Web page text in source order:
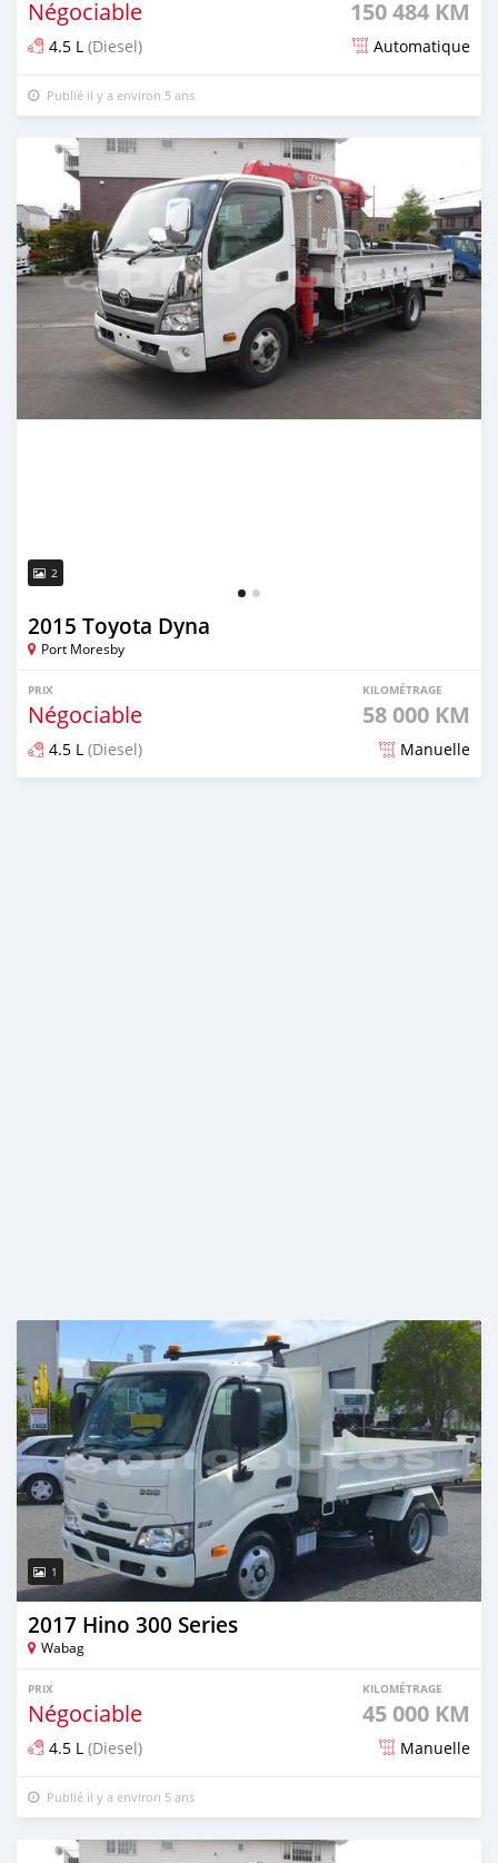
Négociable 150 484 KM
4.5 L (Diesel) Automatique
Publié il y a environ 5 ans
2
2015 Toyota Dyna
Port Moresby
PRIX
Négociable
KILOMÉTRAGE
58 000 KM
4.5 L (Diesel) Manuelle
1
2017 Hino 300 Series
Wabag
PRIX
Négociable
KILOMÉTRAGE
45 000 KM
4.5 L (Diesel) Manuelle
Publié il y a environ 5 ans